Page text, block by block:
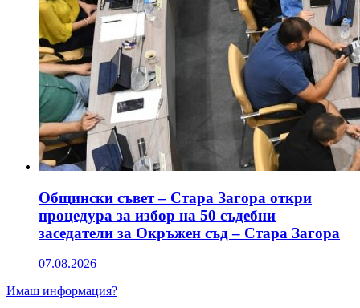
Общински съвет – Стара Загора откри
процедура за избор на 50 съдебни
заседатели за Окръжен съд – Стара Загора
07.08.2026
Имаш информация?